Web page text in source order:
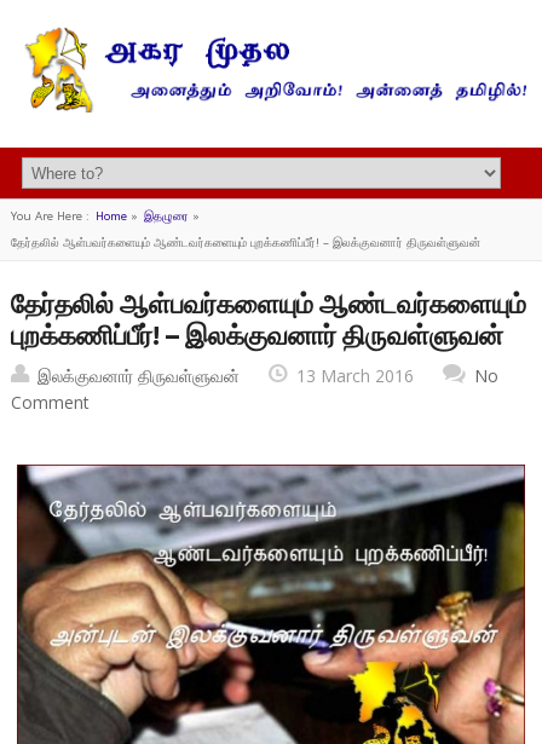
You Are Here : Home» இதழுரை »
தேர்தலில் ஆள்பவர்களையும் ஆண்டவர்களையும் புறக்கணிப்பீர்! – இலக்குவனார் திருவள்ளுவன்
தேர்தலில் ஆள்பவர்களையும் ஆண்டவர்களையும்
புறக்கணிப்பீர்! – இலக்குவனார் திருவள்ளுவன்
இலக்குவனார் திருவள்ளுவன் 13 March 2016
No
Comment